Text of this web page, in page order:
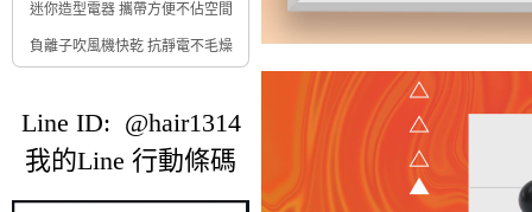
迷你造型電器 攜帶方便不佔空間
負離子吹風機快乾 抗靜電不毛燥
Line ID: @hair1314
我的Line 行動條碼